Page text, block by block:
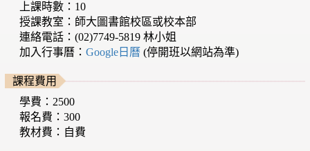
上課時數：10
授課教室：師大圖書館校區或校本部
連絡電話：(02)7749-5819 林小姐
加入行事曆：Google日曆(停開班以網站為準)
課程費用
學費：2500
報名費：300
教材費：自費